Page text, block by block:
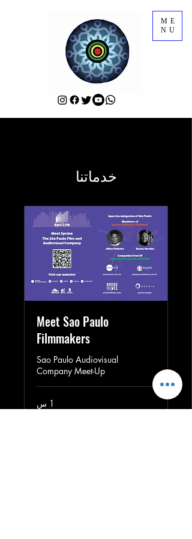
ME
NU
خدماتنا
Meet Sao Paulo
Filmmakers
Sao Paulo Audiovisual
Company Meet-Up
1 س